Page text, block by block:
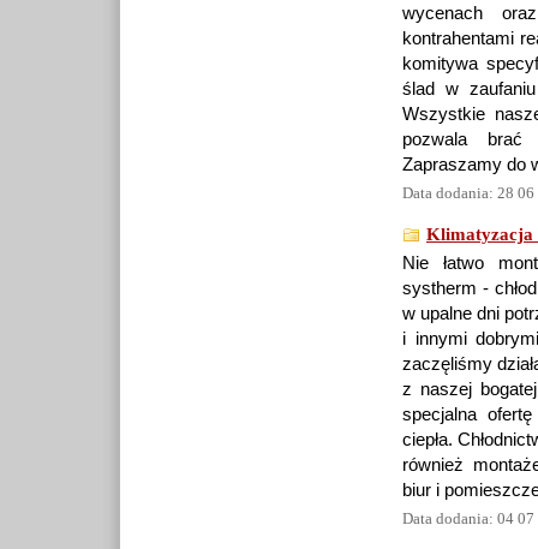
wycenach
kontrahentami
komitywa
ślad w
Wszystkie
pozwala brać
Zapraszamy do
Data dodania: 28
Klimatyzacja
Nie łatwo
systherm -
w upalne dni
i innymi
zaczęliśmy
z naszej
specjalna
ciepła.
również
biur i
Data dodania: 04